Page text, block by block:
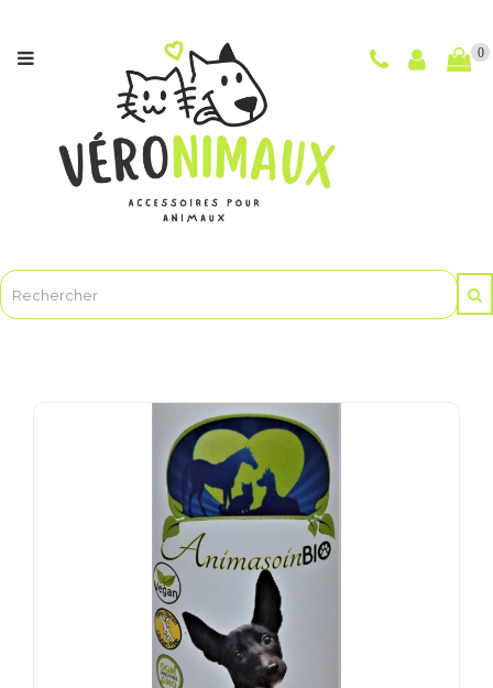
NOUVEAUTÉS
CHIENS
CHATS
MAÎTRES
ET
LE
0